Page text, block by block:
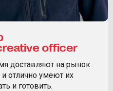
officer
доставляют на рынок
отлично умеют их
и готовить.